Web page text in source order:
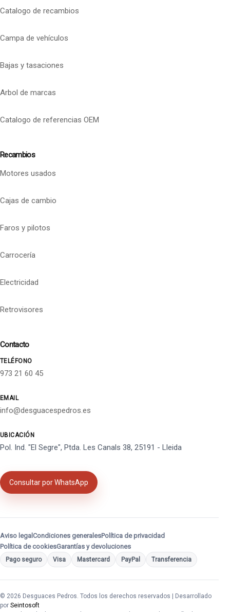
Catalogo de recambios
Campa de vehículos
Bajas y tasaciones
Arbol de marcas
Catalogo de referencias OEM
Recambios
Motores usados
Cajas de cambio
Faros y pilotos
Carrocería
Electricidad
Retrovisores
Contacto
TELÉFONO
973 21 60 45
EMAIL
info@desguacespedros.es
UBICACIÓN
Pol. Ind. "El Segre", Ptda. Les Canals 38, 25191 - Lleida
Consultar por WhatsApp
Aviso legal Condiciones generalesPolítica de privacidad
Política de cookiesGarantías y devoluciones
Pago seguro Visa Mastercard PayPal Transferencia
© 2026 Desguaces Pedros. Todos los derechos reservados | Desarrollado
por Seintosoft